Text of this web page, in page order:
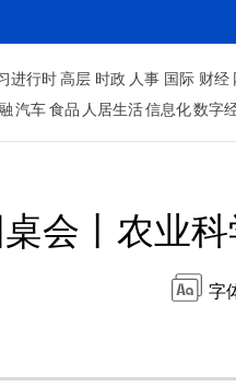
进行时 高层 时政 人事 国际 财经
汽车 食品 人居生活信息化数字
会丨农业
字